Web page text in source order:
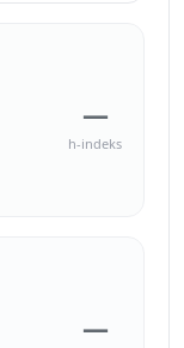
—
h-indeks
—